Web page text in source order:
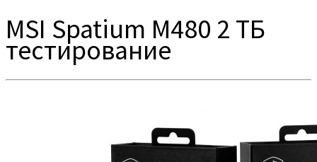
MSI Spatium M480 2 ТБ
тестирование